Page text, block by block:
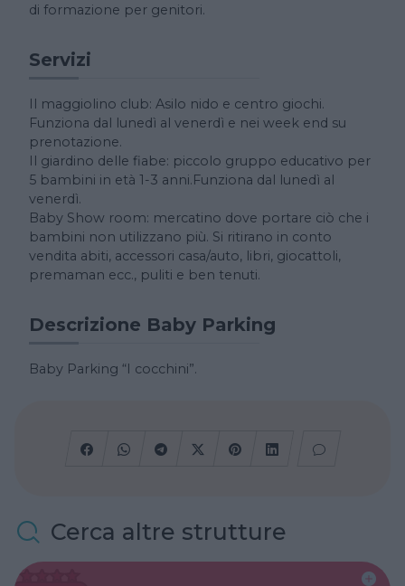
di formazione per genitori.
Servizi
Il maggiolino club: Asilo nido e centro giochi.
Funziona dal lunedì al venerdì e nei week end su
prenotazione.
Il giardino delle fiabe: piccolo gruppo educativo per
5 bambini in età 1-3 anni.Funziona dal lunedì al
venerdì.
Baby Show room: mercatino dove portare ciò che i
bambini non utilizzano più. Si ritirano in conto
vendita abiti, accessori casa/auto, libri, giocattoli,
premaman ecc., puliti e ben tenuti.
Descrizione Baby Parking
Baby Parking “I cocchini”.
Cerca altre strutture